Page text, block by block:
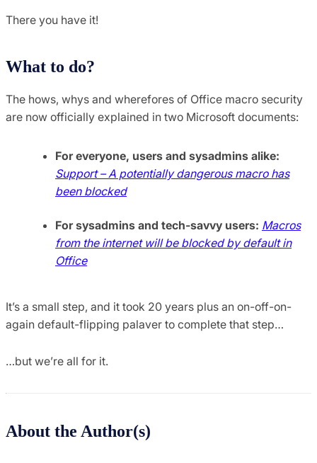
There you have it!
What to do?
The hows, whys and wherefores of Office macro security
are now officially explained in two Microsoft documents:
For everyone, users and sysadmins alike:
Support – A potentially dangerous macro has
been blocked
For sysadmins and tech-savvy users: Macros
from the internet will be blocked by default in
Office
It’s a small step, and it took 20 years plus an on-off-on-
again default-flipping palaver to complete that step…
…but we’re all for it.
About the Author(s)